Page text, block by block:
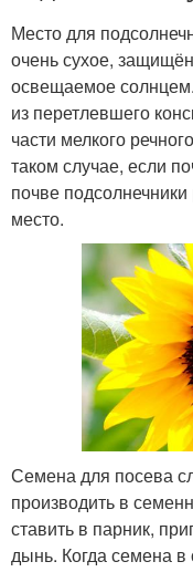
Место для
очень сухое,
освещаемое
из перетлевшего
части мелкого
таком случае, если
почве
место.
Семена для посева
производить в
ставить в парник,
дынь. Когда семена